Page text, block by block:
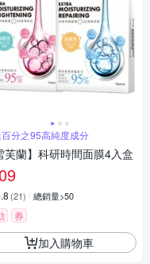
分之95高純度成分
芙蘭】科研時間面膜4入盒
(21) 總銷量>50
券
加入購物車